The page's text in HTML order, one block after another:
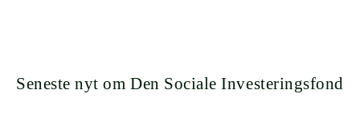
Seneste nyt om Den Sociale Investeringsfond